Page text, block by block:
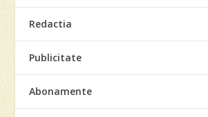
Redactia
Publicitate
Abonamente